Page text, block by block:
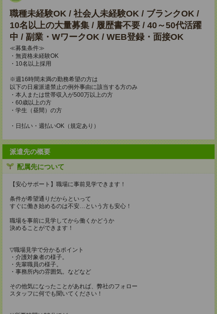
職種未経験OK / 社会人未経験OK / ブランクOK /
10名以上の大量募集 / 履歴書不要 / 40～50代活躍
中 / 副業・WワークOK / WEB登録・面接OK
≪募集条件≫
・無資格未経験OK
・10名以上採用
※週16時間未満の勤務希望の方は
以下の日雇派遣禁止の例外事由に該当する方のみ
・本人または世帯収入が500万以上の方
・60歳以上の方
・学生（昼間）の方
・日払い・週払いOK（規定あり）
派遣先の概要
配属先について
【安心サポート】職場に事前見学できます！
条件が希望通りだからといって
すぐに働き始めるのは不安…という方も安心！
職場を事前に見学してから働くかどうか
決めることができます！
▽職場見学で分かるポイント
・介護対象者の様子。
・先輩職員の様子。
・事務所内の雰囲気。などなど
その他気になったことがあれば、弊社のフォロー
スタッフに何でも聞いてください！